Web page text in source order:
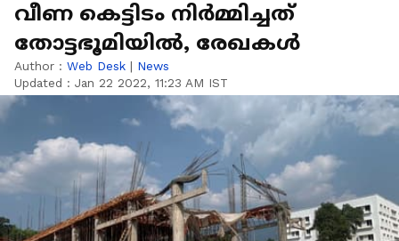
വീണ കെട്ടിടം നിർമ്മിച്ചത്
തോട്ടഭൂമിയിൽ, രേഖകൾ
Author : Web Desk | News
Updated : Jan 22 2022, 11:23 AM IST